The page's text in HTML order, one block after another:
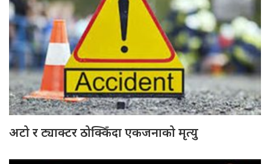
अटो र ट्याक्टर ठोक्किँदा एकजनाको मृत्यु